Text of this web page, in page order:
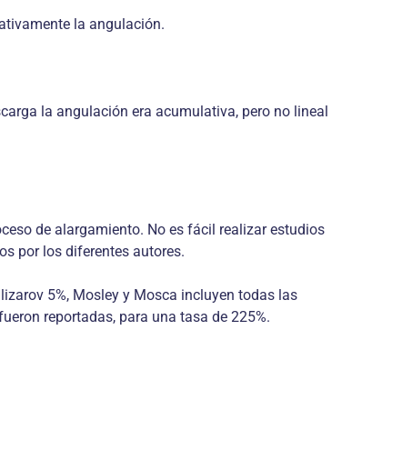
la angulación.
la angulación era acumulativa, pero no lineal
de alargamiento. No es fácil realizar estudios
por los diferentes autores.
5%, Mosley y Mosca incluyen todas las
reportadas, para una tasa de 225%.